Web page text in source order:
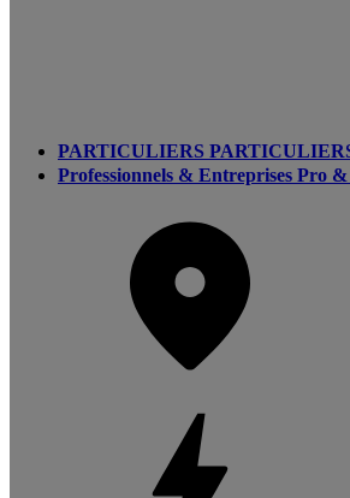
PARTICULIERS
Professionnels & Entreprises Pro &